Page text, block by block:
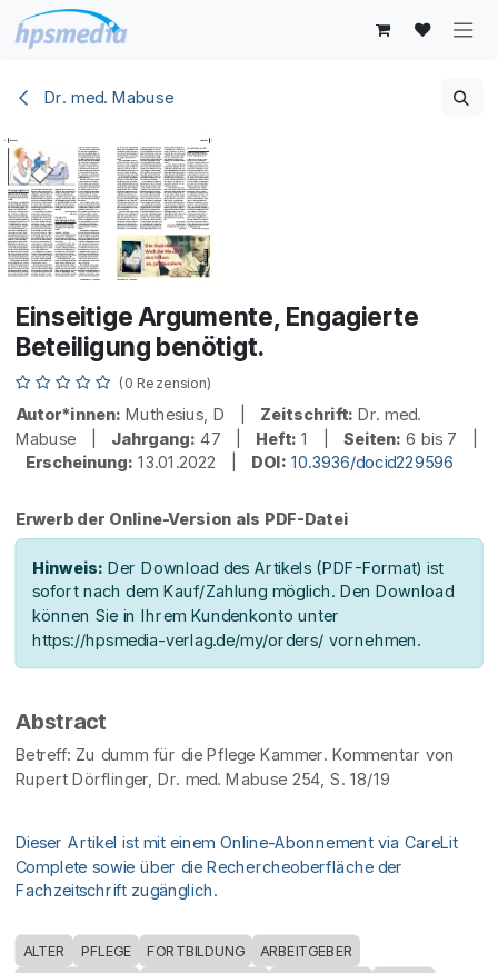
Zum Inhalt springen
Dr. med. Mabuse
Einseitige Argumente, Engagierte
Beteiligung benötigt.
(0 Rezension)
Autor*innen: Muthesius, D | Zeitschrift: Dr. med.
Mabuse | Jahrgang: 47 | Heft: 1 | Seiten: 6 bis 7 |
Erscheinung: 13.01.2022 | DOI: 10.3936/docid229596
Erwerb der Online-Version als PDF-Datei
Hinweis: Der Download des Artikels (PDF-Format) ist
sofort nach dem Kauf/Zahlung möglich. Den Download
können Sie in Ihrem Kundenkonto unter
https://hpsmedia-verlag.de/my/orders/ vornehmen.
Abstract
Betreff: Zu dumm für die Pflege Kammer. Kommentar von
Rupert Dörflinger, Dr. med. Mabuse 254, S. 18/19
Dieser Artikel ist mit einem Online-Abonnement via CareLit
Complete sowie über die Rechercheoberfläche der
Fachzeitschrift zugänglich.
ALTER PFLEGE FORTBILDUNG
ARBEITGEBER